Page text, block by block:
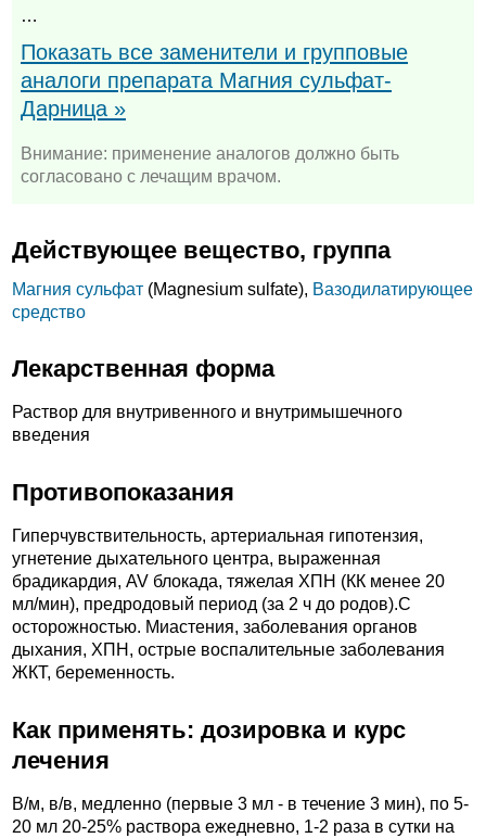
…
Показать все заменители и групповые
аналоги препарата Магния сульфат-
Дарница »
Внимание: применение аналогов должно быть
согласовано с лечащим врачом.
Действующее вещество, группа
Магния сульфат (Magnesium sulfate), Вазодилатирующее
средство
Лекарственная форма
Раствор для внутривенного и внутримышечного
введения
Противопоказания
Гиперчувствительность, артериальная гипотензия,
угнетение дыхательного центра, выраженная
брадикардия, AV блокада, тяжелая ХПН (КК менее 20
мл/мин), предродовый период (за 2 ч до родов).C
осторожностью. Миастения, заболевания органов
дыхания, ХПН, острые воспалительные заболевания
ЖКТ, беременность.
Как применять: дозировка и курс
лечения
В/м, в/в, медленно (первые 3 мл - в течение 3 мин), по 5-
20 мл 20-25% раствора ежедневно, 1-2 раза в сутки на